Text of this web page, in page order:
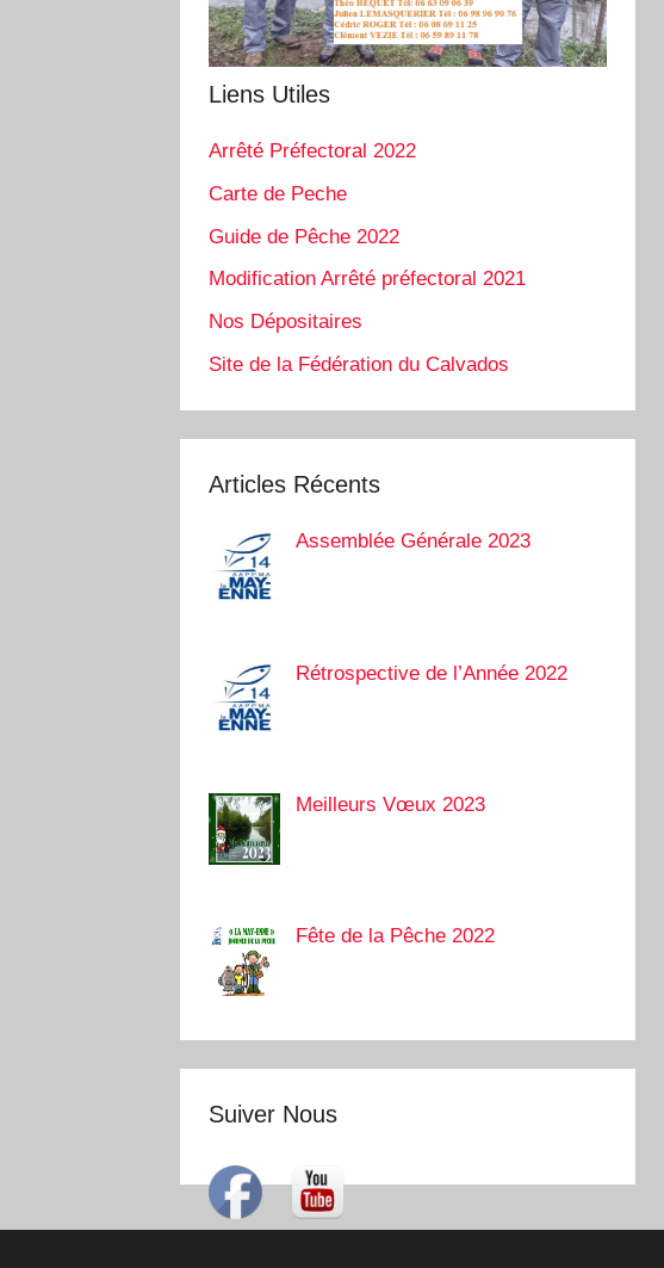
Liens Utiles
Arrêté Préfectoral 2022
Carte de Peche
Guide de Pêche 2022
Modification Arrêté préfectoral 2021
Nos Dépositaires
Site de la Fédération du Calvados
Articles Récents
Assemblée Générale 2023
Rétrospective de l’Année 2022
Meilleurs Vœux 2023
Fête de la Pêche 2022
Suiver Nous